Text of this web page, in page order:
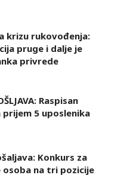
krizu rukovođenja:
pruge i dalje je
privrede
Raspisan
prijem 5 uposlenika
Konkurs za
osoba na tri pozicije